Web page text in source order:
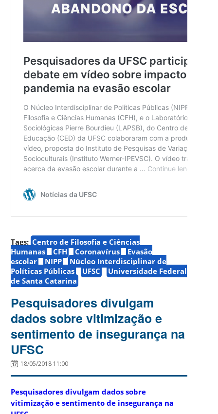
Tags: Centro de Filosofia e Ciências
Humanas
CFH Coronavírus
Evasão
escolar
NIPP
Núcleo Interdisciplinar de
Políticas Públicas
UFSC
Universidade Federal
de Santa Catarina
Pesquisadores divulgam
dados sobre vitimização e
sentimento de insegurança na
UFSC
18/05/2018 11:00
Pesquisadores divulgam dados sobre
vitimização e sentimento de insegurança na